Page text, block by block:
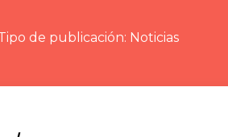
de publicación: Noticias